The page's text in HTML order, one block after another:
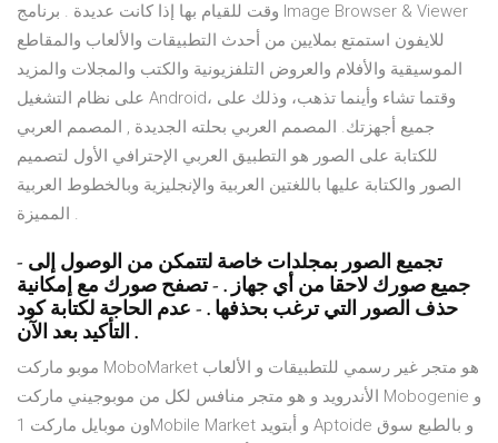
وقت للقيام بها إذا كانت عديدة . برنامج Image Browser & Viewer
للايفون استمتع بملايين من أحدث التطبيقات والألعاب والمقاطع
الموسيقية والأفلام والعروض التلفزيونية والكتب والمجلات والمزيد
على نظام التشغيل Android، وقتما تشاء وأينما تذهب، وذلك على
جميع أجهزتك. المصمم العربي بحلته الجديدة , المصمم العربي
للكتابة على الصور هو التطبيق العربي الإحترافي الأول لتصميم
الصور والكتابة عليها باللغتين العربية والإنجليزية وبالخطوط العربية
المميزة .
- تجميع الصور بمجلدات خاصة لتتمكن من الوصول إلى
جميع صورك لاحقا من أي جهاز . - تصفح صورك مع إمكانية
حذف الصور التي ترغب بحذفها . - عدم الحاجة لكتابة كود
التأكيد بعد الآن .
موبو ماركت MoboMarket هو متجر غير رسمي للتطبيقات و الألعاب
الأندرويد و هو متجر منافس لكل من موبوجيني ماركت Mobogenie و
ون موبايل ماركت 1Mobile Market و أبتويد Aptoide و بالطبع سوق